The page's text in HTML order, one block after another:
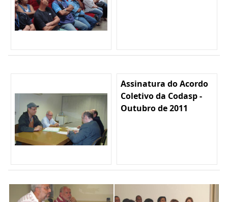
Assinatura do Acordo
Coletivo da Codasp -
Outubro de 2011